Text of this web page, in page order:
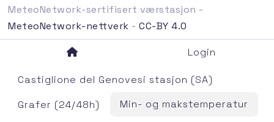
MeteoNetwork-sertifisert værstasjon -
MeteoNetwork-nettverk -CC-BY 4.0
Login
Castiglione del Genovesi stasjon (SA)
Grafer (24/48h)
Min- og makstemperatur